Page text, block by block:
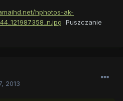
hphotos-ak-
Puszczanie
2013